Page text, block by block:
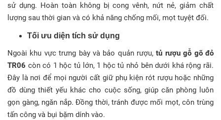
sử dụng. Hoàn toàn không bị cong vênh, nứt nẻ, giảm chất
lượng sau thời gian và có khả năng chống mối, mọt tuyệt đối.
Tối ưu diện tích sử dụng
Ngoài khu vực trưng bày và bảo quản rượu,tủ rượu gỗ gõ đỏ
TR06 còn có 1 hộc tủ lớn, 1 hộc tủ nhỏ bên dưới khá rộng rãi.
Đây là nơi để mọi người cất giữ phụ kiện rót rượu hoặc những
đồ dùng thiết yếu khác cho cuộc sống, giúp căn phòng luôn
gọn gàng, ngăn nắp. Đồng thời, tránh được mối mọt, côn trùng
tấn công và bụi bặm dính vào.